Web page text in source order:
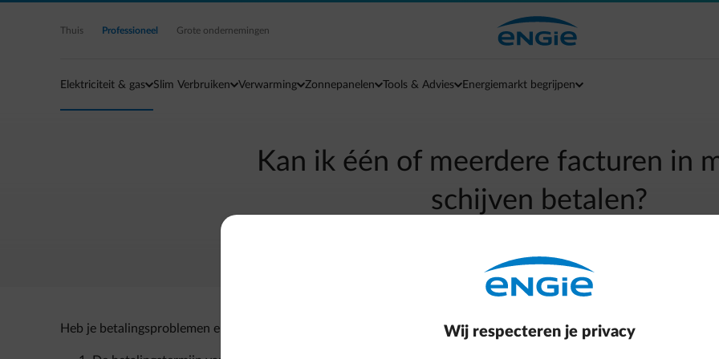
Ga naar de hoofdinhoud
Thuis Professioneel Grote ondernemingen
Elektriciteit & gas Slim Verbruiken Verwarming Zonnepanelen Tools & Advies Energiemarkt begrijpen
Kan ik één of meerdere facturen in
schijven betalen?
Terug naar contactpagina
Heb je betalingsproblemen en wens je onze hulp? Je hebt verschillende opties:Wij respecteren je privacy